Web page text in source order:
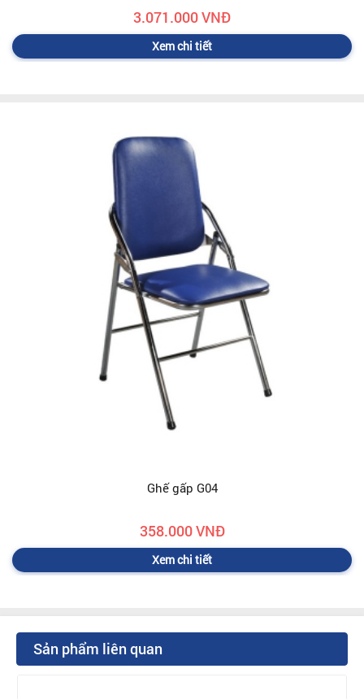
3.071.000 VNĐ
Xem chi tiết
Ghế gấp G04
358.000 VNĐ
Xem chi tiết
Sản phẩm liên quan